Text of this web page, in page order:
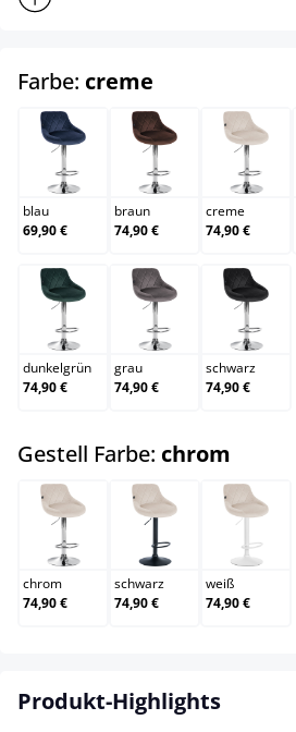
Farbe: creme
blau
blau
69,90 €
braun
braun
74,90 €
creme
creme
74,90 €
dunkelgrün
dunkelgrün
74,90 €
grau
grau
74,90 €
schwarz
schwarz
74,90 €
Gestell Farbe: chrom
chrom
chrom
74,90 €
schwarz
schwarz
74,90 €
weiß
weiß
74,90 €
Produkt-Highlights